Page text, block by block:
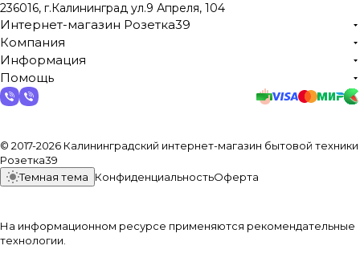
236016, г.Калининград ул.9 Апреля, 104
Интернет-магазин Розетка39
Компания
Информация
Помощь
© 2017-2026 Калининградский интернет-магазин бытовой техники
Розетка39
Темная тема
КонфиденциальностьОферта
На информационном ресурсе применяются рекомендательные
технологии